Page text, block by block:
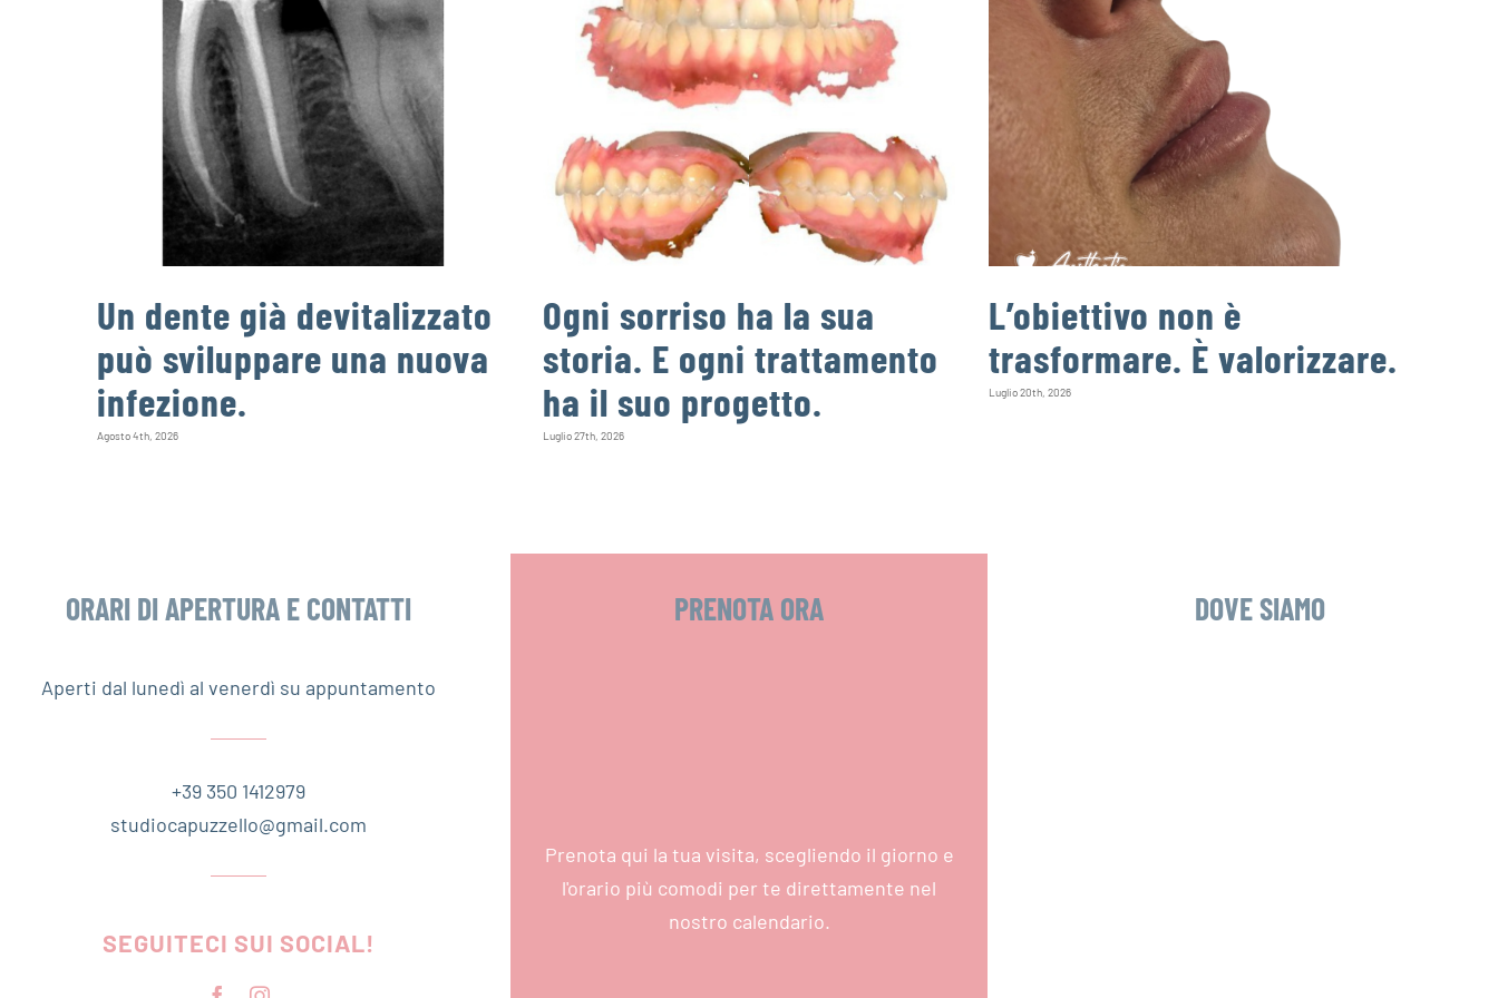
Un dente già devitalizzato
può sviluppare una nuova
infezione.
Agosto 4th, 2026
Ogni sorriso ha la sua
storia. E ogni trattamento
ha il suo progetto.
Luglio 27th, 2026
L’obiettivo non è
trasformare. È valorizzare.
Luglio 20th, 2026
ORARI DI APERTURA E CONTATTI
Aperti dal lunedì al venerdì su appuntamento
+39 350 1412979
studiocapuzzello@gmail.com
SEGUITECI SUI SOCIAL!
PRENOTA ORA
Prenota qui la tua visita, scegliendo il giorno e
l'orario più comodi per te direttamente nel
nostro calendario.
DOVE SIAMO